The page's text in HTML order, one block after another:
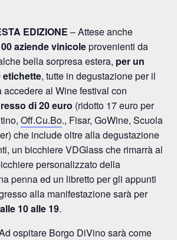
EDIZIONE – Attese anche
aziende vinicoleprovenienti da
bella sorpresa estera, per un
etichette, tutte in degustazione per il
al Wine festival con
di 20 euro (ridotto 17 euro per
Off.Cu.Bo., Fisar, GoWine, Scuola
che include oltre alla degustazione
un bicchiere VDGlass che rimarrà al
personalizzato della
penna ed un libretto per gli appunti
alla manifestazione sarà per
10 alle 19.
ospitare Borgo DiVino sarà come